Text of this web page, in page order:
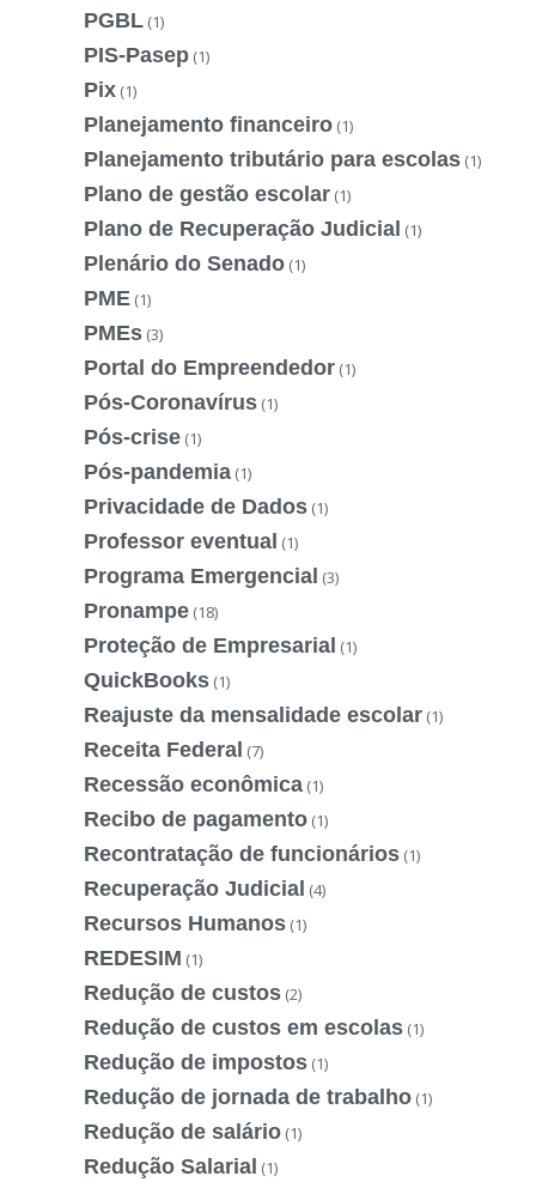
PGBL (1)
PIS-Pasep (1)
Pix (1)
Planejamento financeiro (1)
Planejamento tributário para escolas (1)
Plano de gestão escolar (1)
Plano de Recuperação Judicial (1)
Plenário do Senado (1)
PME (1)
PMEs (3)
Portal do Empreendedor (1)
Pós-Coronavírus (1)
Pós-crise (1)
Pós-pandemia (1)
Privacidade de Dados (1)
Professor eventual (1)
Programa Emergencial (3)
Pronampe (18)
Proteção de Empresarial (1)
QuickBooks (1)
Reajuste da mensalidade escolar (1)
Receita Federal (7)
Recessão econômica (1)
Recibo de pagamento (1)
Recontratação de funcionários (1)
Recuperação Judicial (4)
Recursos Humanos (1)
REDESIM (1)
Redução de custos (2)
Redução de custos em escolas (1)
Redução de impostos (1)
Redução de jornada de trabalho (1)
Redução de salário (1)
Redução Salarial (1)